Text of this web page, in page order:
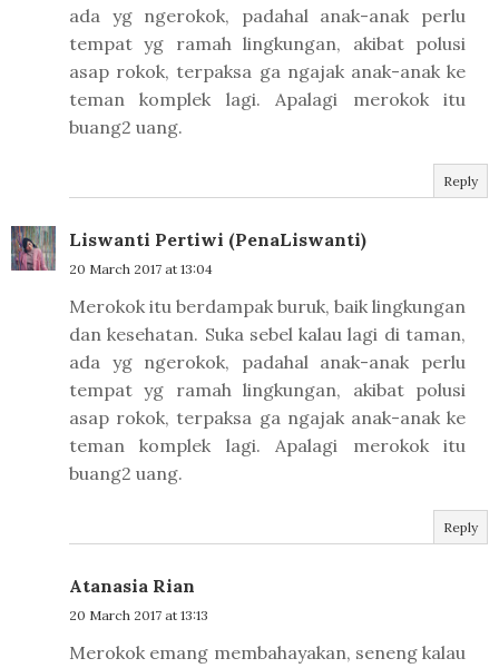
ada yg ngerokok, padahal anak-anak perlu
tempat yg ramah lingkungan, akibat polusi
asap rokok, terpaksa ga ngajak anak-anak ke
teman komplek lagi. Apalagi merokok itu
buang2 uang.
Reply
Liswanti Pertiwi (PenaLiswanti)
20 March 2017 at 13:04
Merokok itu berdampak buruk, baik lingkungan
dan kesehatan. Suka sebel kalau lagi di taman,
ada yg ngerokok, padahal anak-anak perlu
tempat yg ramah lingkungan, akibat polusi
asap rokok, terpaksa ga ngajak anak-anak ke
teman komplek lagi. Apalagi merokok itu
buang2 uang.
Reply
Atanasia Rian
20 March 2017 at 13:13
Merokok emang membahayakan, seneng kalau